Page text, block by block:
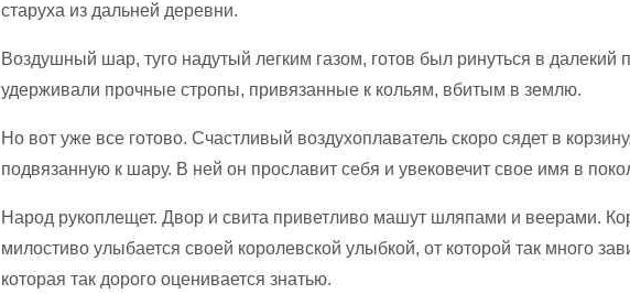
старуха из дальней деревни.
Воздушный шар, туго надутый легким газом, готов был ринуться в далекий
удерживали прочные стропы, привязанные к кольям, вбитым в землю.
Но вот уже все готово. Счастливый воздухоплаватель скоро сядет в корзину,
подвязанную к шару. В ней он прославит себя и увековечит свое имя в
Народ рукоплещет. Двор и свита приветливо машут шляпами и веерами.
милостиво улыбается своей королевской улыбкой, от которой так много
которая так дорого оценивается знатью.